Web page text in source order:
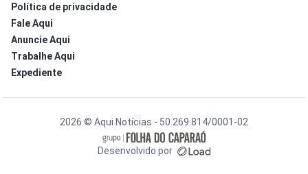
Política de privacidade
Fale Aqui
Anuncie Aqui
Trabalhe Aqui
Expediente
2026 © Aqui Notícias - 50.269.814/0001-02
Desenvolvido por